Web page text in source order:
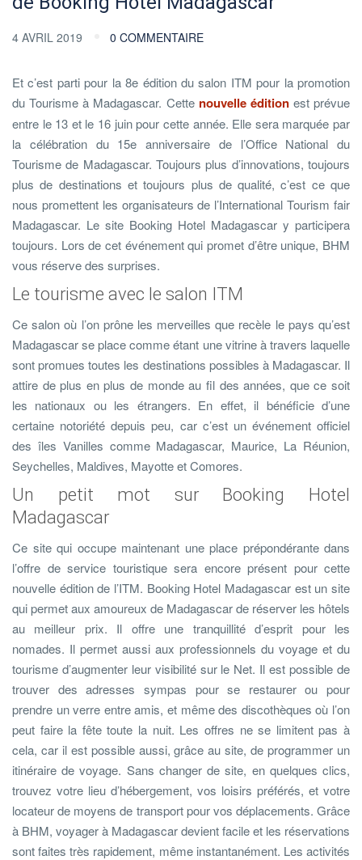
4 AVRIL 2019 0 COMMENTAIRE
Et c’est parti pour la 8e édition du salon ITM pour la promotion
du Tourisme à Madagascar. Cette nouvelle éditionest prévue
entre le 13 et le 16 juin pour cette année. Elle sera marquée par
la célébration du 15e anniversaire de l’Office National du
Tourisme de Madagascar. Toujours plus d’innovations, toujours
plus de destinations et toujours plus de qualité, c’est ce que
nous promettent les organisateurs de l’International Tourism fair
Madagascar. Le site Booking Hotel Madagascar y participera
toujours. Lors de cet événement qui promet d’être unique, BHM
vous réserve des surprises.
Le tourisme avec le salon ITM
Ce salon où l’on prône les merveilles que recèle le pays qu’est
Madagascar se place comme étant une vitrine à travers laquelle
sont promues toutes les destinations possibles à Madagascar. Il
attire de plus en plus de monde au fil des années, que ce soit
les nationaux ou les étrangers. En effet, il bénéficie d’une
certaine notoriété depuis peu, car c’est un événement officiel
des îles Vanilles comme Madagascar, Maurice, La Réunion,
Seychelles, Maldives, Mayotte et Comores.
Un petit mot sur Booking Hotel
Madagascar
Ce site qui occupe maintenant une place prépondérante dans
l’offre de service touristique sera encore présent pour cette
nouvelle édition de l’ITM. Booking Hotel Madagascar est un site
qui permet aux amoureux de Madagascar de réserver les hôtels
au meilleur prix. Il offre une tranquillité d’esprit pour les
nomades. Il permet aussi aux professionnels du voyage et du
tourisme d’augmenter leur visibilité sur le Net. Il est possible de
trouver des adresses sympas pour se restaurer ou pour
prendre un verre entre amis, et même des discothèques où l’on
peut faire la fête toute la nuit. Les offres ne se limitent pas à
cela, car il est possible aussi, grâce au site, de programmer un
itinéraire de voyage. Sans changer de site, en quelques clics,
trouvez votre lieu d’hébergement, vos loisirs préférés, et votre
locateur de moyens de transport pour vos déplacements. Grâce
à BHM, voyager à Madagascar devient facile et les réservations
sont faites très rapidement, même instantanément. Les activités